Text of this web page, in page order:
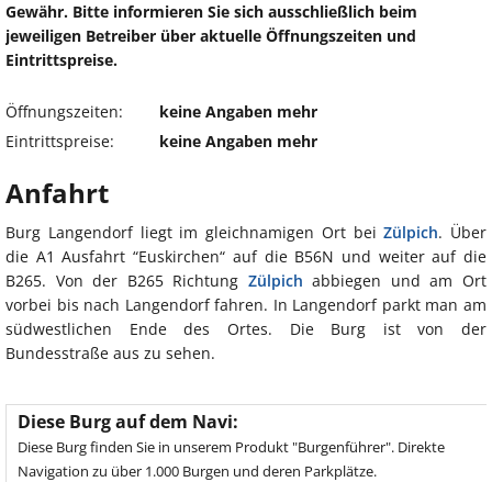
Gewähr. Bitte informieren Sie sich ausschließlich beim
jeweiligen Betreiber über aktuelle Öffnungszeiten und
Eintrittspreise.
Öffnungszeiten:
keine Angaben mehr
Eintrittspreise:
keine Angaben mehr
Anfahrt
Burg Langendorf liegt im gleichnamigen Ort beiZülpich. Über
die A1 Ausfahrt “Euskirchen“ auf die B56N und weiter auf die
B265. Von der B265 Richtung Zülpich abbiegen und am Ort
vorbei bis nach Langendorf fahren. In Langendorf parkt man am
südwestlichen Ende des Ortes. Die Burg ist von der
Bundesstraße aus zu sehen.
Diese Burg auf dem Navi:
Diese Burg finden Sie in unserem Produkt "Burgenführer". Direkte
Navigation zu über 1.000 Burgen und deren Parkplätze.